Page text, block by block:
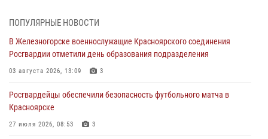
05 августа 2026, 04:52 1
В Красноярске сотрудники вневедомственной охраны Росгвардии
задержали подозреваемого в серии краж из гипермаркета
04 августа 2026, 09:57
Сотрудники Росгвардии обеспечили общественный порядок во
время проведения экстремального заплыва в Дудинке
04 августа 2026, 08:36
ПОПУЛЯРНЫЕ НОВОСТИ
В Железногорске военнослужащие Красноярского соединения
Росгвардии отметили день образования подразделения
03 августа 2026, 13:09 3
Росгвардейцы обеспечили безопасность футбольного матча в
Красноярске
27 июля 2026, 08:53 3